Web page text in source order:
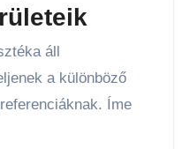
áll
a különböző
Íme